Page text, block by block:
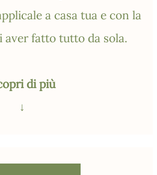
a casa tua e con la
aver fatto tutto da sola.
di più
↓